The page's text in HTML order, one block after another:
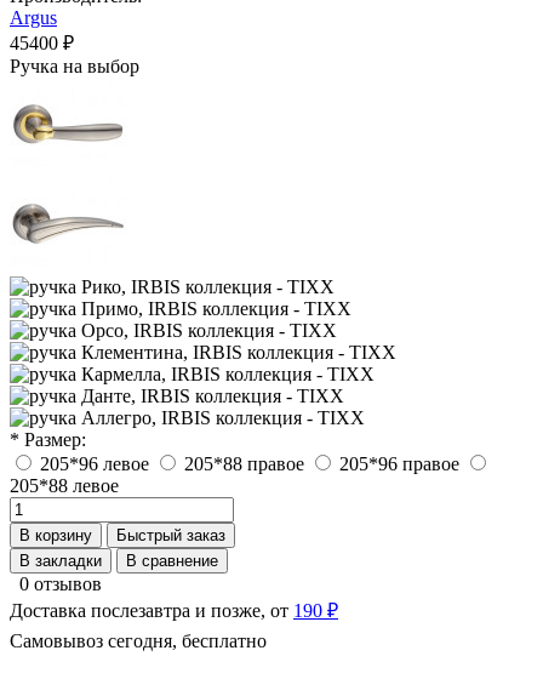
Argus
45400 ₽
Ручка на выбор
* Размер:
205*96 левое
205*88 правое
205*96 правое
205*88 левое
В корзину
Быстрый заказ
В закладки
В сравнение
0 отзывов
Доставка послезавтра и позже, от 190 ₽
Самовывоз сегодня, бесплатно